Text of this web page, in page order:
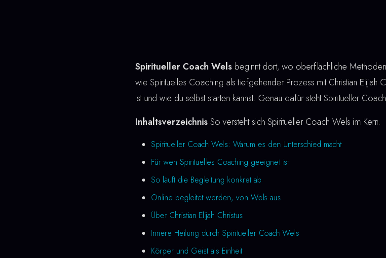
Spiritueller Coach Wels beginnt dort, wo oberflächliche
wie Spirituelles Coaching als tiefgehender Prozess mit Christian Elijah
ist und wie du selbst starten kannst. Genau dafür steht Spiritueller
InhaltsverzeichnisSo versteht sich Spiritueller Coach Wels im Kern.
Spiritueller Coach Wels: Warum es den Unterschied macht
Für wen Spirituelles Coaching geeignet ist
So läuft die Begleitung konkret ab
Online begleitet werden, von Wels aus
Über Christian Elijah Christus
Innere Heilung durch Spiritueller Coach Wels
Körper und Geist als Einheit